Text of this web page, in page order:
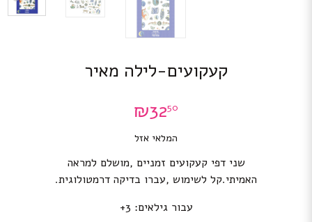
קעקועים-לילה מאיר
₪3250
המלאי אזל
שני דפי קעקועים זמניים ,מושלם למראה
האמיתי.קל לשימוש ,עברו בדיקה דרמטולוגית.
עבור גילאים: 3+